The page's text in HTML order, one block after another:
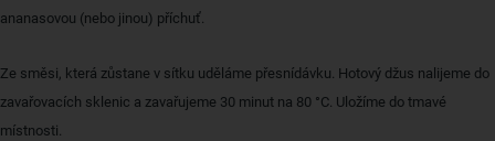
ananasovou (nebo jinou) příchuť.
Ze směsi, která zůstane v sítku uděláme přesnídávku. Hotový džus nalijeme do
zavařovacích sklenic a zavařujeme 30 minut na 80 °C. Uložíme do tmavé
místnosti.